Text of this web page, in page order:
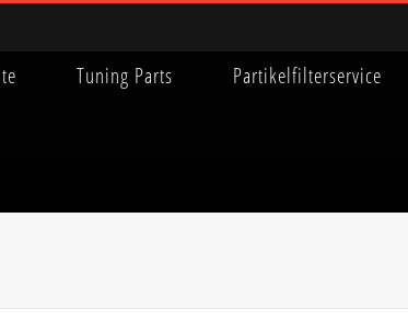
Tuning Parts Partikelfilterservice